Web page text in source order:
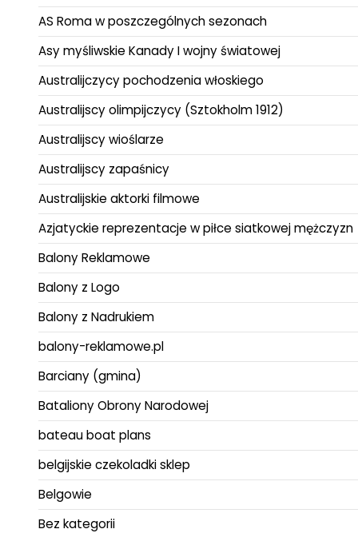
AS Roma w poszczególnych sezonach
Asy myśliwskie Kanady I wojny światowej
Australijczycy pochodzenia włoskiego
Australijscy olimpijczycy (Sztokholm 1912)
Australijscy wioślarze
Australijscy zapaśnicy
Australijskie aktorki filmowe
Azjatyckie reprezentacje w piłce siatkowej mężczyzn
Balony Reklamowe
Balony z Logo
Balony z Nadrukiem
balony-reklamowe.pl
Barciany (gmina)
Bataliony Obrony Narodowej
bateau boat plans
belgijskie czekoladki sklep
Belgowie
Bez kategorii